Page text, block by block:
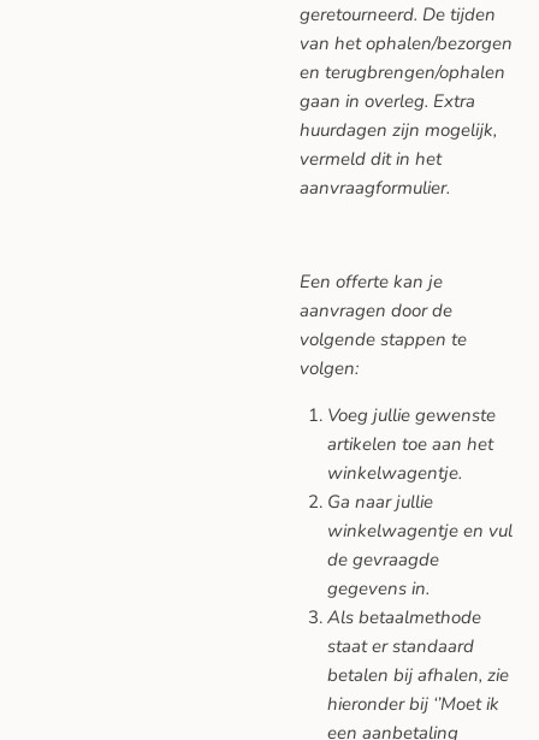
geretourneerd. De tijden
van het ophalen/bezorgen
en terugbrengen/ophalen
gaan in overleg. Extra
huurdagen zijn mogelijk,
vermeld dit in het
aanvraagformulier.
Een offerte kan je
aanvragen door de
volgende stappen te
volgen:
Voeg jullie gewenste
artikelen toe aan het
winkelwagentje.
Ga naar jullie
winkelwagentje en vul
de gevraagde
gegevens in.
Als betaalmethode
staat er standaard
betalen bij afhalen, zie
hieronder bij ‘’Moet ik
een aanbetaling